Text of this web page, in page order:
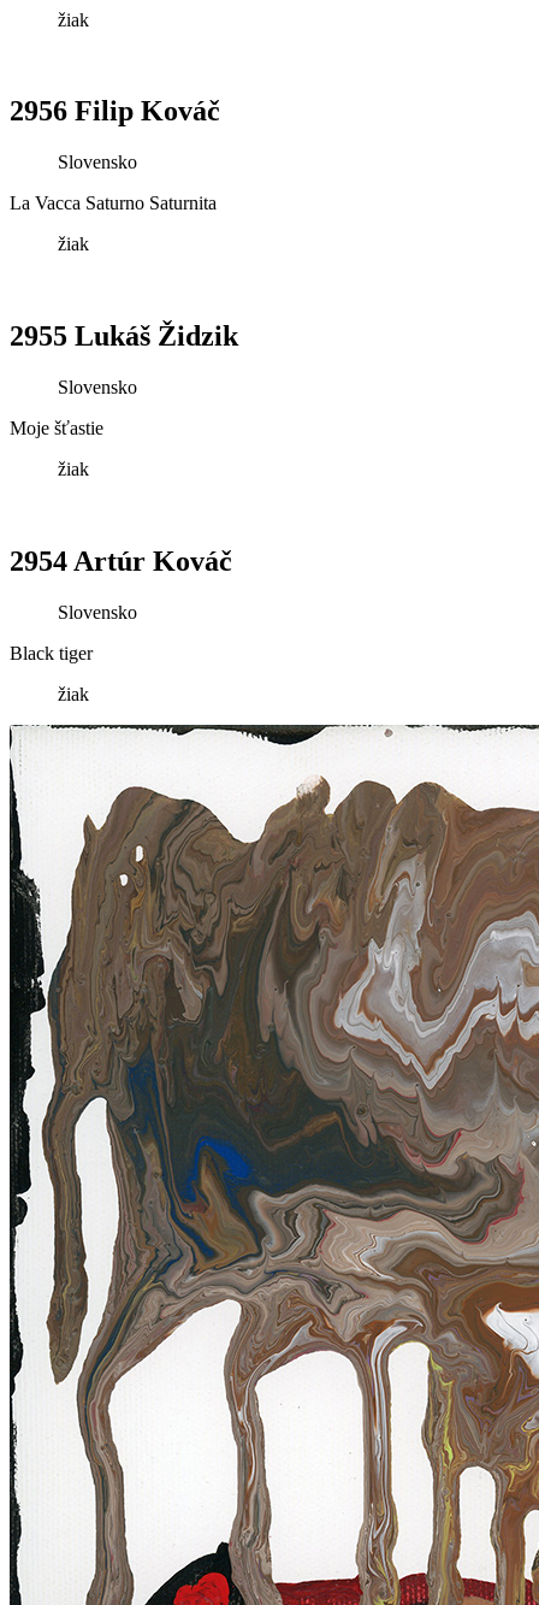
žiak
2956 Filip Kováč
Slovensko
La Vacca Saturno Saturnita
žiak
2955 Lukáš Židzik
Slovensko
Moje šťastie
žiak
2954 Artúr Kováč
Slovensko
Black tiger
žiak